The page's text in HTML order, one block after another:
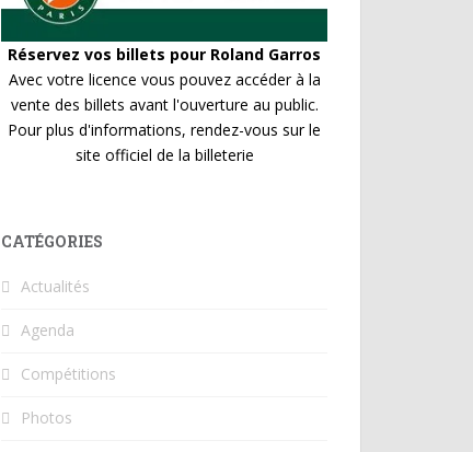
Réservez vos billets pour Roland Garros
Avec votre licence vous pouvez accéder à la
vente des billets avant l'ouverture au public.
Pour plus d'informations, rendez-vous sur le
site officiel de la billeterie
CATÉGORIES
Actualités
Agenda
Compétitions
Photos